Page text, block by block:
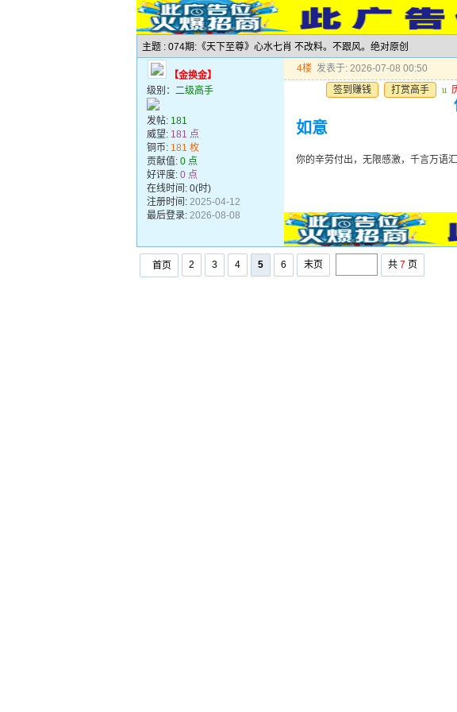
主题 : 074期:《天下至尊》心水七肖 不改料。不跟风。绝对原创
【金换金】
级别： 二级高手
发帖: 181
威望: 181 点
铜币: 181 枚
贡献值: 0 点
好评度: 0 点
在线时间: 0(时)
注册时间: 2025-04-12
最后登录: 2026-08-08
4楼 发表于: 2026-07-08 00:50
签到赚钱
打赏高手 u
如意
你的辛劳付出，无限感激，千言万语
首页 2 3 4 5 6 末页 共 7 页